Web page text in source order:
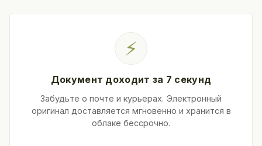
⚡
Документ доходит за 7 секунд
Забудьте о почте и курьерах. Электронный
оригинал доставляется мгновенно и хранится в
облаке бессрочно.